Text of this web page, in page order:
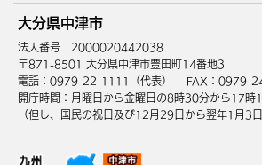
サイトマップ
庁舎地図 組織案内
中津市へのアクセス
大分県中津市
法人番号 2000020442038
〒871-8501 大分県中津市豊田町14番地3
電話：0979-22-1111（代表）
FAX：0979-
開庁時間：月曜日から金曜日の8時30分から17時
（但し、国民の祝日及び12月29日から翌年1月3日